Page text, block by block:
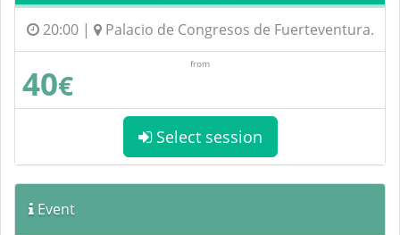
20:00 | Palacio de Congresos de Fuerteventura.
from
40€
Select session
Event